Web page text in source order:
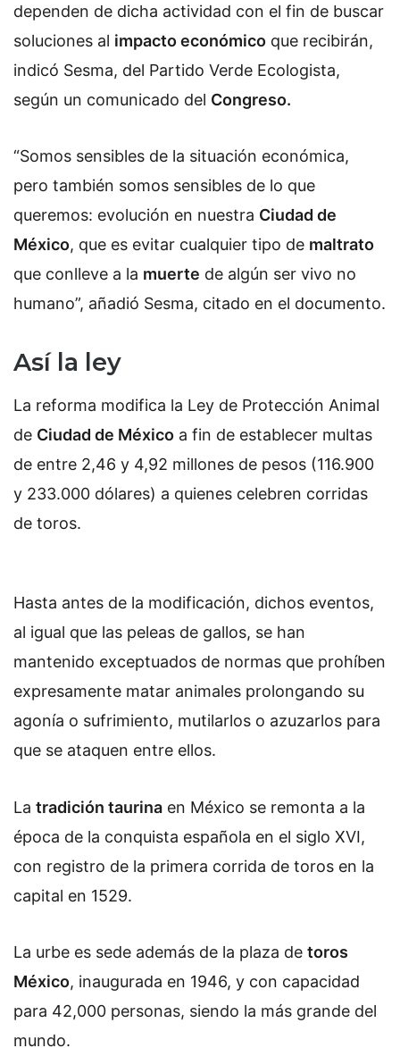
dependen de dicha actividad con el fin de buscar
soluciones al impacto económico que recibirán,
indicó Sesma, del Partido Verde Ecologista,
según un comunicado del Congreso.
“Somos sensibles de la situación económica,
pero también somos sensibles de lo que
queremos: evolución en nuestra Ciudad de
México, que es evitar cualquier tipo de maltrato
que conlleve a la muerte de algún ser vivo no
humano”, añadió Sesma, citado en el documento.
Así la ley
La reforma modifica la Ley de Protección Animal
de Ciudad de México a fin de establecer multas
de entre 2,46 y 4,92 millones de pesos (116.900
y 233.000 dólares) a quienes celebren corridas
de toros.
Hasta antes de la modificación, dichos eventos,
al igual que las peleas de gallos, se han
mantenido exceptuados de normas que prohíben
expresamente matar animales prolongando su
agonía o sufrimiento, mutilarlos o azuzarlos para
que se ataquen entre ellos.
La tradición taurina en México se remonta a la
época de la conquista española en el siglo XVI,
con registro de la primera corrida de toros en la
capital en 1529.
La urbe es sede además de la plaza de toros
México, inaugurada en 1946, y con capacidad
para 42,000 personas, siendo la más grande del
mundo.